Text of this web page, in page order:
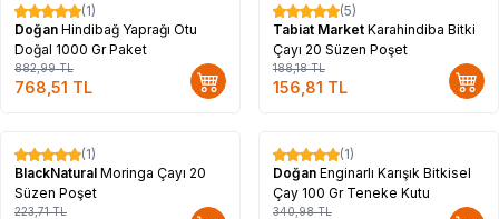
%13
(1)
Doğan Hindibağ Yaprağı Otu
Doğal 1000 Gr Paket
882,99TL
768,51 TL
%17
(5)
Tabiat Market Karahindiba Bitki
Çayı 20 Süzen Poşet
188,18TL
156,81 TL
%17
(1)
BlackNatural Moringa Çayı 20
Süzen Poşet
223,71TL
%17
(1)
Doğan Enginarlı Karışık Bitkisel
Çay 100 Gr Teneke Kutu
340,98TL